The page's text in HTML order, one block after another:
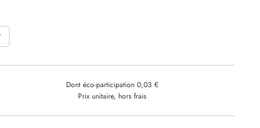
Dont éco-participation 0,03 €
Prix unitaire, hors frais